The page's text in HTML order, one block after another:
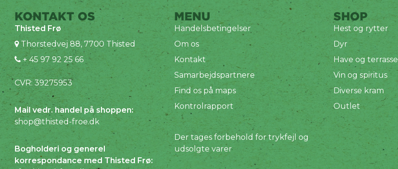
KONTAKT OS
Thisted Frø
Thorstedvej 88, 7700 Thisted
+ 45 97 92 25 66
CVR: 39275953
Mail vedr. handel på shoppen:
shop@thisted-froe.dk
Bogholderi og generel
korrespondance med Thisted Frø:
MENU
Handelsbetingelser
Om os
Kontakt
Samarbejdspartnere
Find os på maps
Kontrolrapport
Der tages forbehold for trykfejl og
udsolgte varer
SHOP
Hest og rytter
Dyr
Have og terrasse
Vin og spiritus
Diverse kram
Outlet